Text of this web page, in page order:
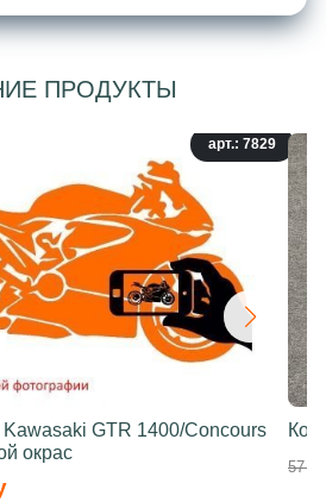
ПРОДУКТЫ
арт.: 7829
Kawasaki GTR 1400/Concours
окрас
57